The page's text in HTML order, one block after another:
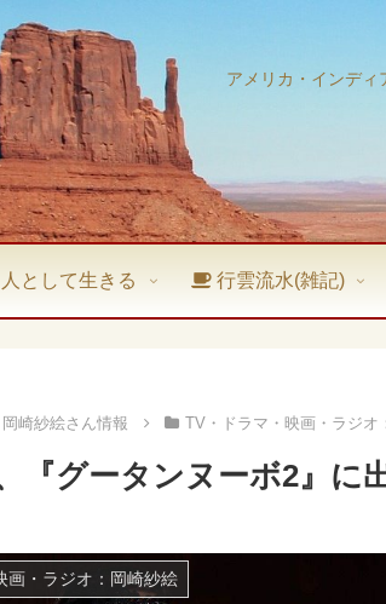
アメリカ・インデ
として生きる 行雲流水(雑記)
岡崎紗絵さん情報 TV・ドラマ・映画・ラジオ
『グータンヌーボ2』に
画・ラジオ：岡崎紗絵